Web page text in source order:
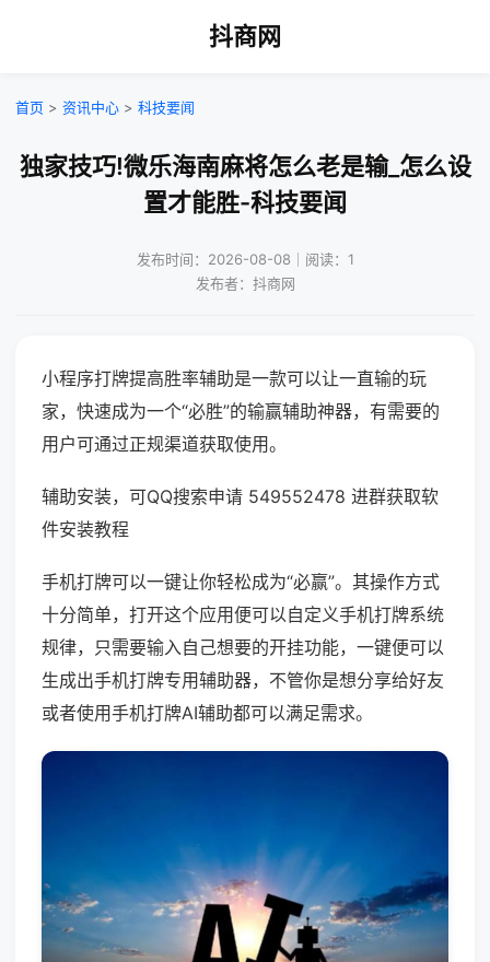
抖商网
首页 > 资讯中心 > 科技要闻
独家技巧!微乐海南麻将怎么老是输_怎么设
置才能胜-科技要闻
发布时间：2026-08-08｜阅读：1
发布者：抖商网
小程序打牌提高胜率辅助是一款可以让一直输的玩
家，快速成为一个“必胜”的输赢辅助神器，有需要的
用户可通过正规渠道获取使用。
辅助安装，可QQ搜索申请 549552478 进群获取软
件安装教程
手机打牌可以一键让你轻松成为“必赢”。其操作方式
十分简单，打开这个应用便可以自定义手机打牌系统
规律，只需要输入自己想要的开挂功能，一键便可以
生成出手机打牌专用辅助器，不管你是想分享给好友
或者使用手机打牌AI辅助都可以满足需求。